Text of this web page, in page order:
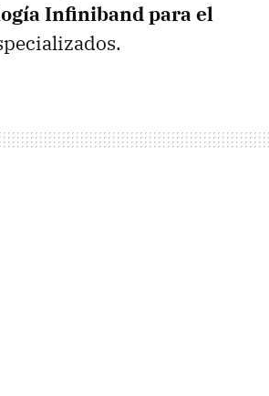
Infiniband para el